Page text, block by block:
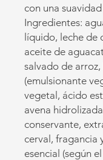
con una
Ingredientes:
líquido, leche de
aceite de
salvado de arroz,
(emulsionante
vegetal, ácido
avena
conservante,
cerval, fragancia
esencial (según